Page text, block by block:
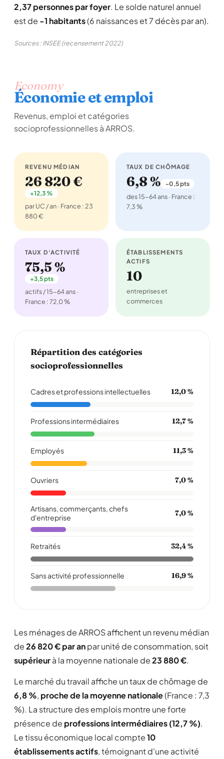
2,37 personnes par foyer. Le solde naturel annuel
est de -1 habitants(6 naissances et 7 décès par an).
Sources : INSEE (recensement 2022)
Economy
Économie et emploi
Revenus, emploi et catégories
socioprofessionnelles à ARROS.
REVENU MÉDIAN
26 820 €
+12,3 %
par UC / an · France : 23
880 €
TAUX DE CHÔMAGE
6,8 % -0,5 pts
des 15-64 ans · France :
7,3 %
TAUX D'ACTIVITÉ
75,5 %
+3,5 pts
actifs / 15-64 ans ·
France : 72,0 %
ÉTABLISSEMENTS
ACTIFS
10
entreprises et
commerces
Répartition des catégories
socioprofessionnelles
Cadres et professions intellectuelles 12,0 %
Professions intermédiaires 12,7 %
Employés 11,3 %
Ouvriers 7,0 %
Artisans, commerçants, chefs
d'entreprise
7,0 %
Retraités 32,4 %
Sans activité professionnelle 16,9 %
Les ménages de ARROS affichent un revenu médian
de26 820 € par anpar unité de consommation, soit
supérieurà la moyenne nationale de23 880 €.
Le marché du travail affiche un taux de chômage de
6,8 %, proche de la moyenne nationale(France : 7,3
%). La structure des emplois montre une forte
présence de professions intermédiaires (12,7 %).
Le tissu économique local compte10
établissements actifs, témoignant d'une activité